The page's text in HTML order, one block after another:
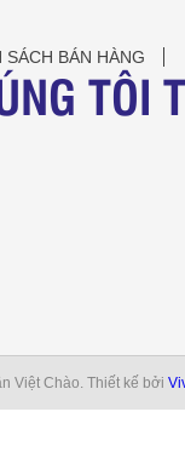
SÁCH BÁN HÀNG
TÔI
Việt Chào. Thiết kế bởi